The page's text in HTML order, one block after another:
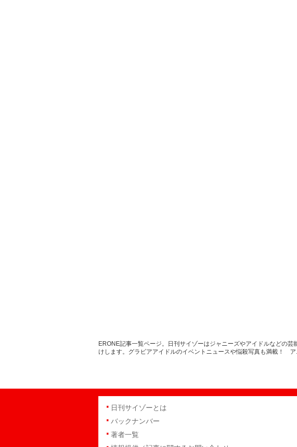
ERONE記事一覧ページ。日刊サイゾーはジャニーズやアイドルなどの
けします。グラビアアイドルのイベントニュースや悩殺写真も満載！
日刊サイゾーとは
バックナンバー
著者一覧